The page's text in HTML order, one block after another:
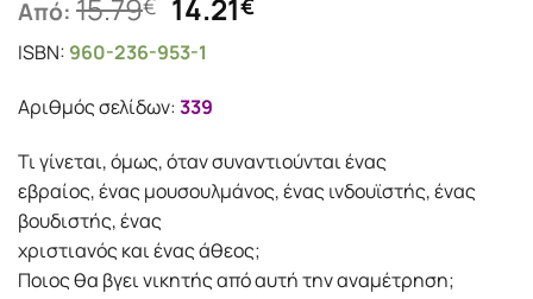
Από: 15.79€
price
was:
15.79€.
14.21€
ISBN: 960-236-953-1
Αριθμός σελίδων:339
Τι γίνεται, όμως, όταν συναντιούνται ένας
εβραίος, ένας μουσουλμάνος, ένας ινδουϊστής, ένας
βουδιστής, ένας
χριστιανός και ένας άθεος;
Ποιος θα βγει νικητής από αυτή την αναμέτρηση;